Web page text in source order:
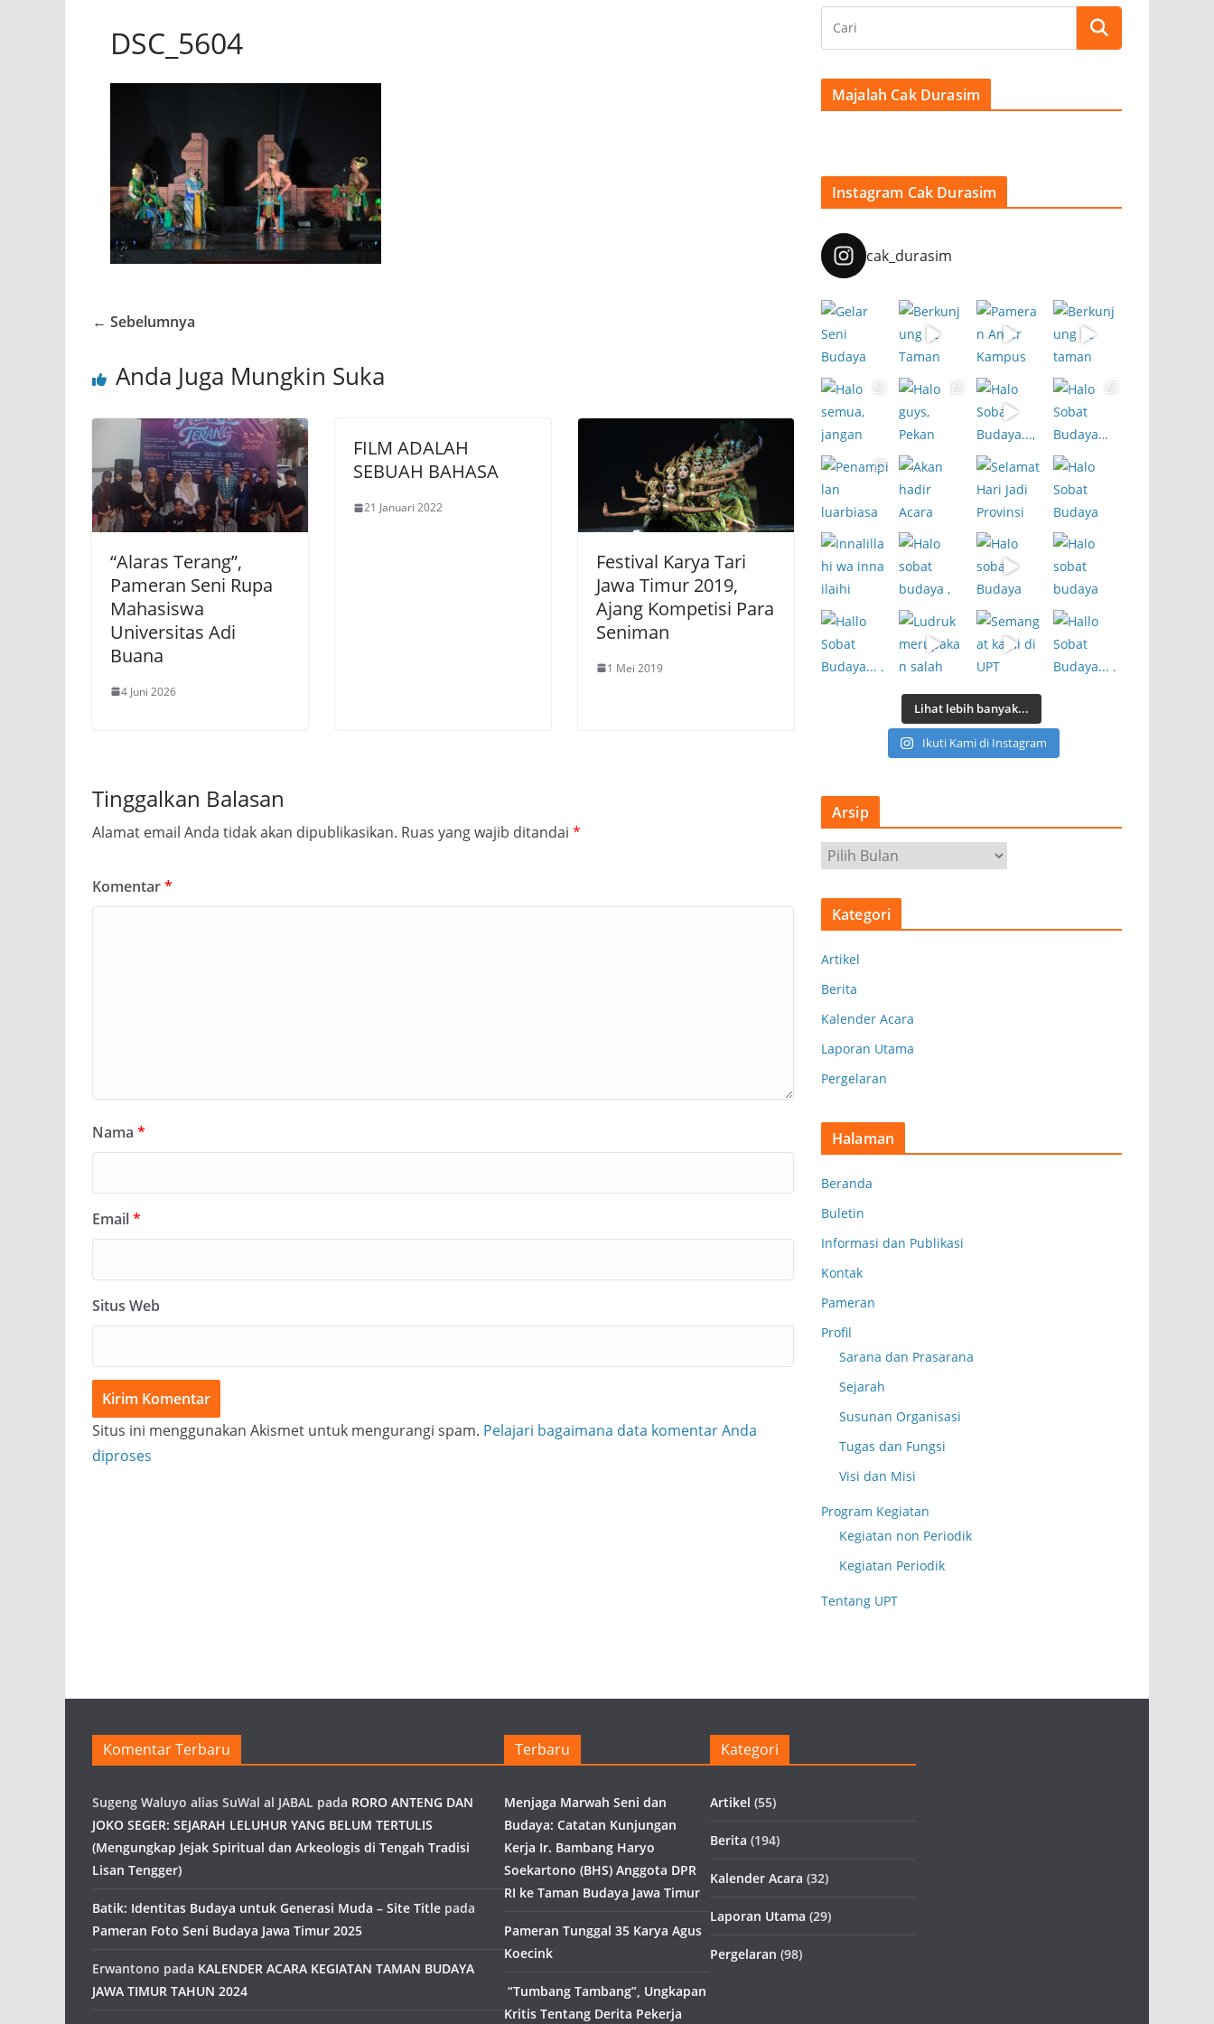
DSC_5604
← Sebelumnya
Anda Juga Mungkin Suka
“Alaras Terang”,
Pameran Seni Rupa
Mahasiswa
Universitas Adi
Buana
4 Juni 2026
FILM ADALAH
SEBUAH BAHASA
21 Januari 2022
Festival Karya Tari
Jawa Timur 2019,
Ajang Kompetisi Para
Seniman
1 Mei 2019
Tinggalkan Balasan
Alamat email Anda tidak akan dipublikasikan. Ruas yang wajib ditandai *
Komentar*
Nama *
Email*
Situs Web
Situs ini menggunakan Akismet untuk mengurangi spam. Pelajari bagaimana data komentar Anda
diproses
Majalah Cak Durasim
Instagram Cak Durasim
cak_durasim
Lihat lebih banyak...
Ikuti Kami di Instagram
Arsip
r
s
Kategori
Artikel
Berita
Kalender Acara
Laporan Utama
Pergelaran
Halaman
Beranda
Buletin
Informasi dan Publikasi
Kontak
Pameran
Profil
Sarana dan Prasarana
Sejarah
Susunan Organisasi
Tugas dan Fungsi
Visi dan Misi
Program Kegiatan
Kegiatan non Periodik
Kegiatan Periodik
Tentang UPT
Komentar Terbaru
Sugeng Waluyo alias SuWal al JABAL pada RORO ANTENG DAN
JOKO SEGER: SEJARAH LELUHUR YANG BELUM TERTULIS
(Mengungkap Jejak Spiritual dan Arkeologis di Tengah Tradisi
Lisan Tengger)
Batik: Identitas Budaya untuk Generasi Muda – Site Title pada
Pameran Foto Seni Budaya Jawa Timur 2025
Erwantono pada KALENDER ACARA KEGIATAN TAMAN BUDAYA
JAWA TIMUR TAHUN 2024
Terbaru
Menjaga Marwah Seni dan
Budaya: Catatan Kunjungan
Kerja Ir. Bambang Haryo
Soekartono (BHS) Anggota DPR
RI ke Taman Budaya Jawa Timur
Pameran Tunggal 35 Karya Agus
Koecink
“Tumbang Tambang”, Ungkapan
Kritis Tentang Derita Pekerja
Kategori
Artikel (55)
Berita (194)
Kalender Acara (32)
Laporan Utama (29)
Pergelaran (98)